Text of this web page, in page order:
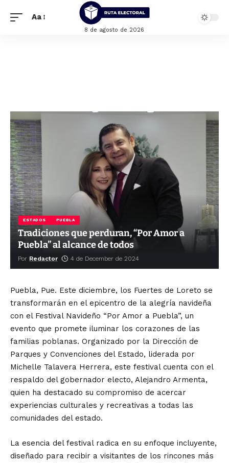
Aa
8 de agosto de 2026
ESTADOS PUEBLA
Tradiciones que perduran, “Por Amor a
Puebla” al alcance de todos
Por Redactor 4 de December de 2024
Puebla, Pue. Este diciembre, los Fuertes de Loreto se
transformarán en el epicentro de la alegría navideña
con el Festival Navideño “Por Amor a Puebla”, un
evento que promete iluminar los corazones de las
familias poblanas. Organizado por la Dirección de
Parques y Convenciones del Estado, liderada por
Michelle Talavera Herrera, este festival cuenta con el
respaldo del gobernador electo, Alejandro Armenta,
quien ha destacado su compromiso de acercar
experiencias culturales y recreativas a todas las
comunidades del estado.
La esencia del festival radica en su enfoque incluyente,
diseñado para recibir a visitantes de los rincones más